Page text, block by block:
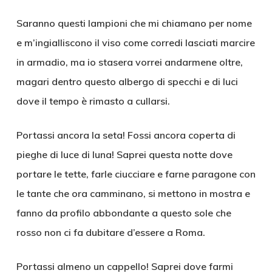
Saranno questi lampioni che mi chiamano per nome
e m’ingialliscono il viso come corredi lasciati marcire
in armadio, ma io stasera vorrei andarmene oltre,
magari dentro questo albergo di specchi e di luci
dove il tempo è rimasto a cullarsi.
Portassi ancora la seta! Fossi ancora coperta di
pieghe di luce di luna! Saprei questa notte dove
portare le tette, farle ciucciare e farne paragone con
le tante che ora camminano, si mettono in mostra e
fanno da profilo abbondante a questo sole che
rosso non ci fa dubitare d’essere a Roma.
Portassi almeno un cappello! Saprei dove farmi